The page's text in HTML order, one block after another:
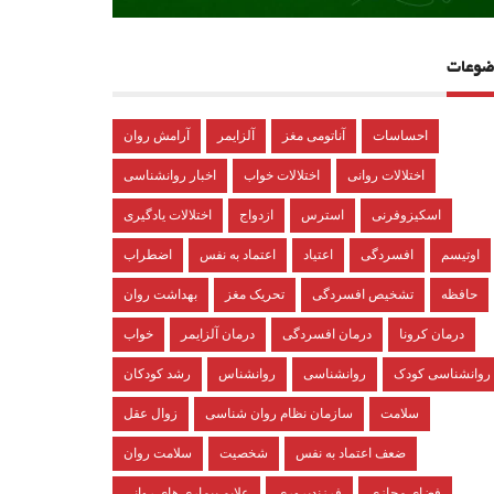
آرامش روان آلزایمر آناتومی مغز احساسات
اخبار روانشناسی اختلالات خواب اختلالات روانی
اختلالات یادگیری ازدواج استرس اسکیزوفرنی
اضطراب اعتماد به نفس اعتیاد افسردگی اوتیسم
بهداشت روان تحریک مغز تشخیص افسردگی حافظه
خواب درمان آلزایمر درمان افسردگی درمان کرونا
رشد کودکان روانشناس روانشناسی روانشناسی کودک
زوال عقل سازمان نظام روان شناسی سلامت
سلامت روان شخصیت ضعف اعتماد به نفس